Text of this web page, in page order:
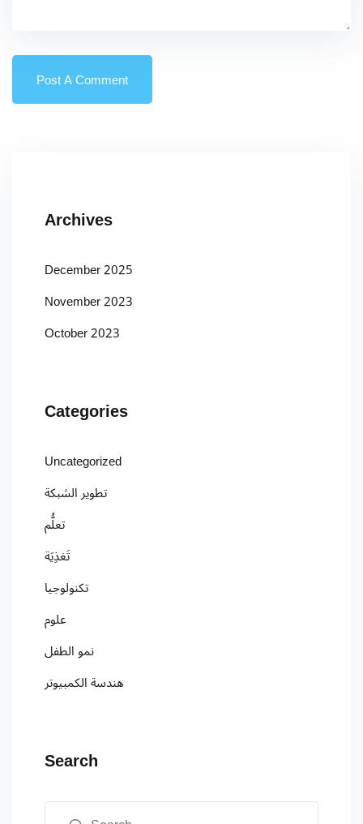
Archives
December 2025
November 2023
October 2023
Categories
Uncategorized
تطوير الشبكة
تعلُّم
تَغذِيَة
تكنولوجيا
علوم
نمو الطفل
هندسة الكمبيوتر
Search